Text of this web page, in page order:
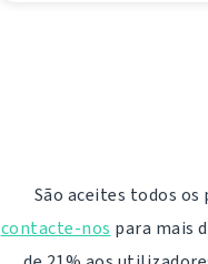
São aceites todos
contacte-nos para mais